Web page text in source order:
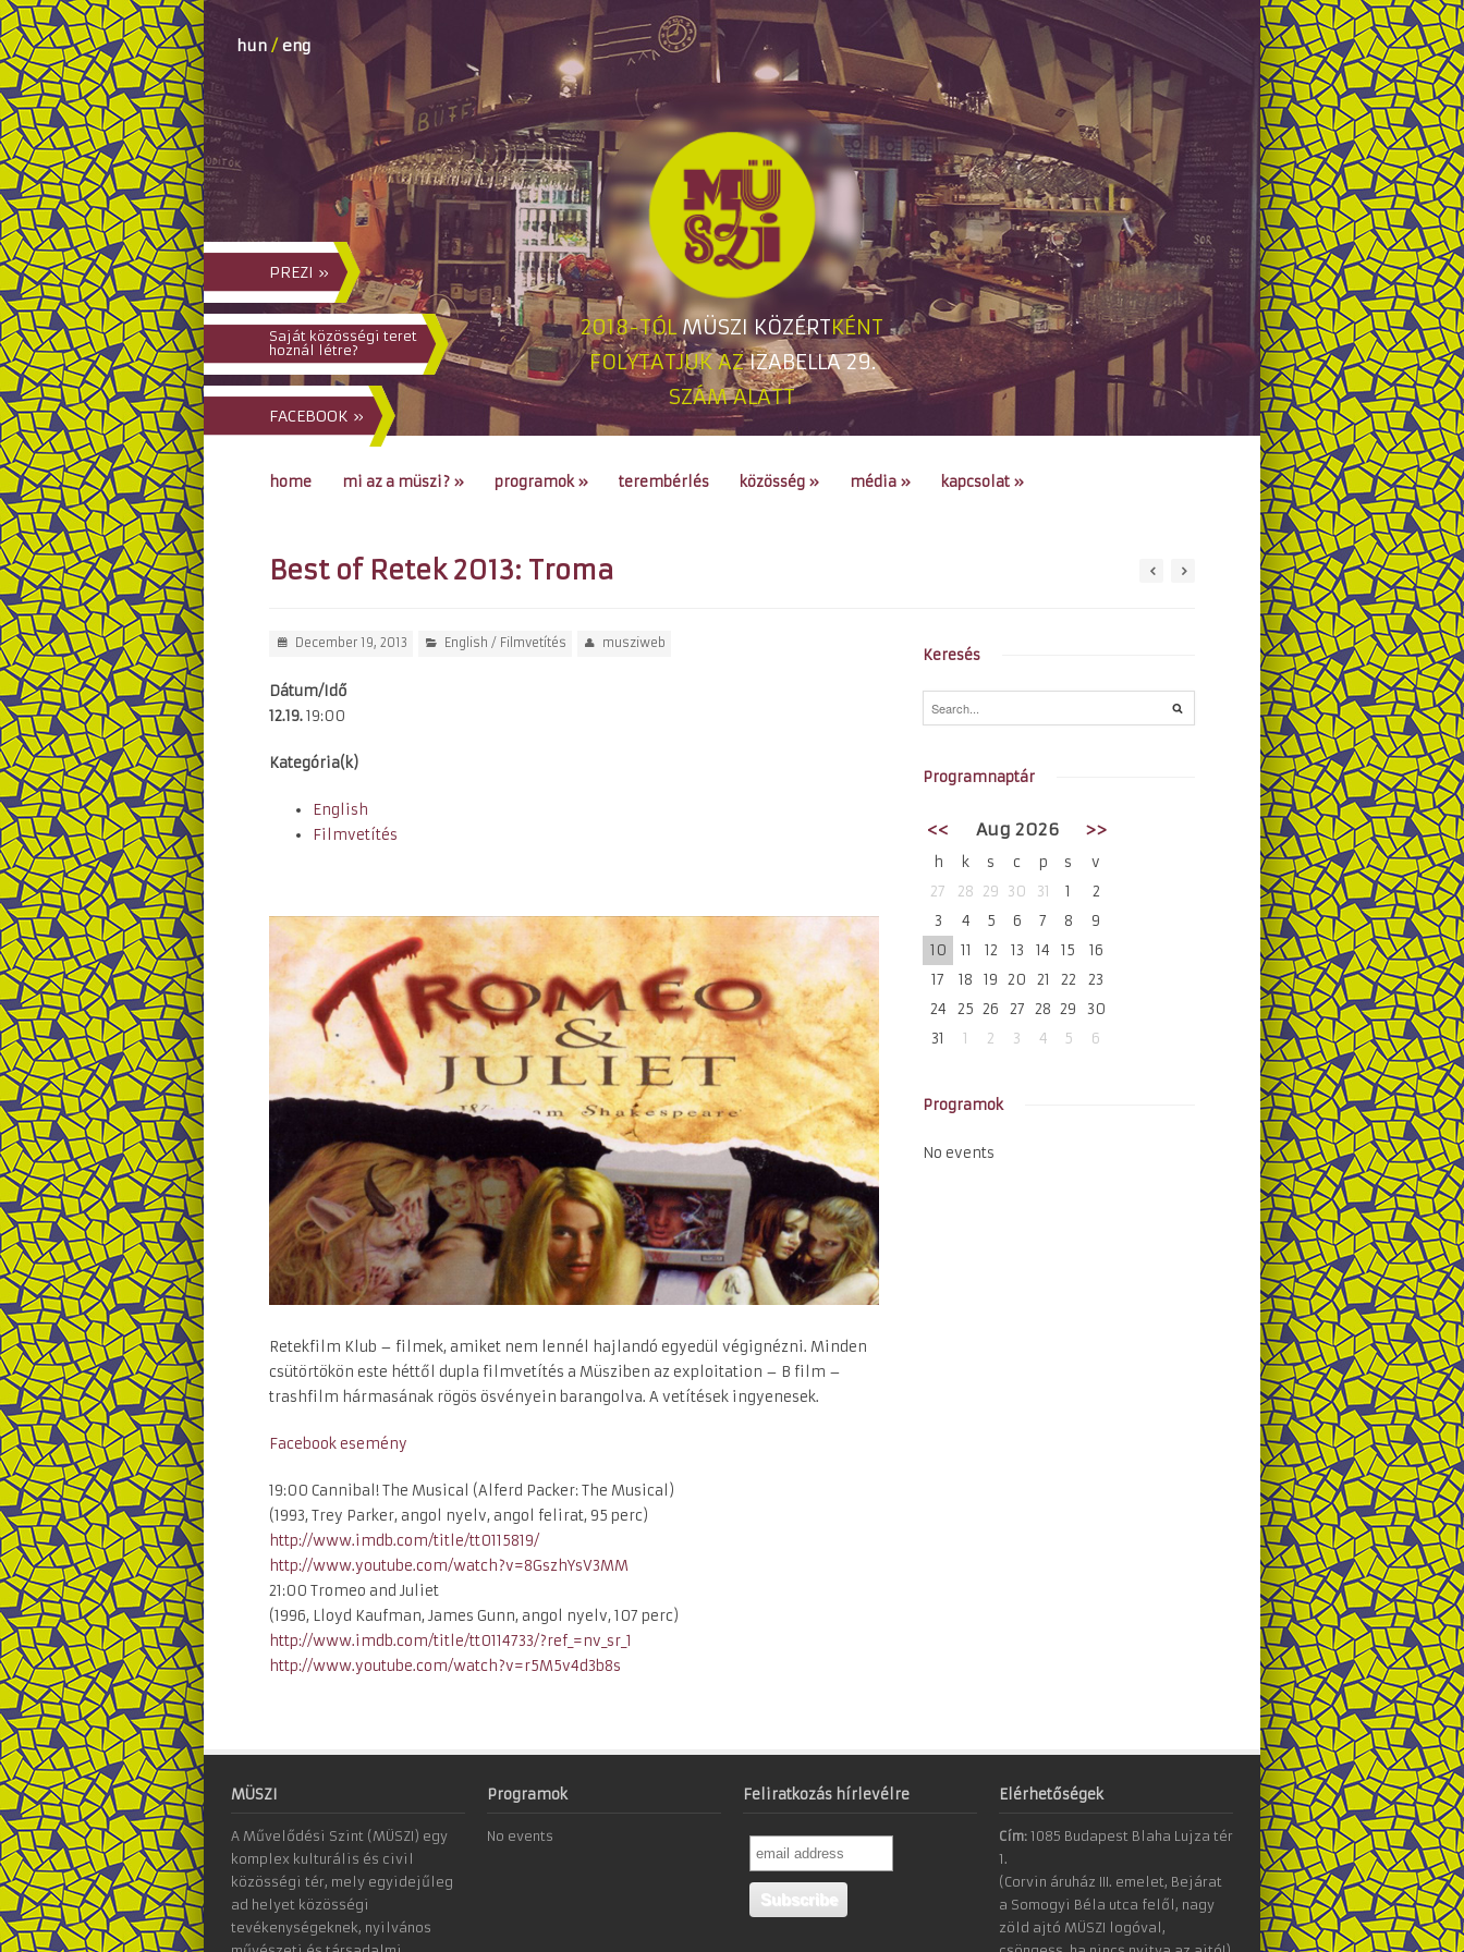
2018-TÓLMÜSZI KÖZÉRTKÉNT
FOLYTATJUK AZIZABELLA 29.
SZÁM ALATT
hun / eng
PREZI »
Saját közösségi teret
hoznál létre?
FACEBOOK »
home mi az a müszi? » programok» terembérlés közösség » média » kapcsolat »
Best of Retek 2013: Troma
December 19, 2013 English / Filmvetítés musziweb
Dátum/Idő
12.19.19:00
Kategória(k)
English
Filmvetítés
Retekfilm Klub – filmek, amiket nem lennél hajlandó egyedül végignézni. Minden
csütörtökön este héttől dupla filmvetítés a Müsziben az exploitation – B film –
trashfilm hármasának rögös ösvényein barangolva. A vetítések ingyenesek.
Facebook esemény
19:00 Cannibal! The Musical (Alferd Packer: The Musical)
(1993, Trey Parker, angol nyelv, angol felirat, 95 perc)
http://www.imdb.com/title/tt0115819/
http://www.youtube.com/watch?v=8GszhYsV3MM
21:00 Tromeo and Juliet
(1996, Lloyd Kaufman, James Gunn, angol nyelv, 107 perc)
http://www.imdb.com/title/tt0114733/?ref_=nv_sr_1
http://www.youtube.com/watch?v=r5M5v4d3b8s
Keresés
Programnaptár
<< Aug 2026 >>
h k s c p s
v
27
28 29 30 31 1
2
3
4 5 6 7 8
9
10
11 12 13 14 15
16
17
18 19 20 21 22
23
24
25 26 27 28 29
30
31
1 2 3 4 5 6
Programok
No events
MÜSZI
A Művelődési Szint (MÜSZI) egy
komplex kulturális és civil
közösségi tér, mely egyidejűleg
ad helyet közösségi
tevékenységeknek, nyilvános
Programok
No events
Feliratkozás hírlevélre Elérhetőségek
Cím: 1085 Budapest Blaha Lujza tér
1.
(Corvin áruház III. emelet, Bejárat
a Somogyi Béla utca felől, nagy
zöld ajtó MÜSZI logóval,